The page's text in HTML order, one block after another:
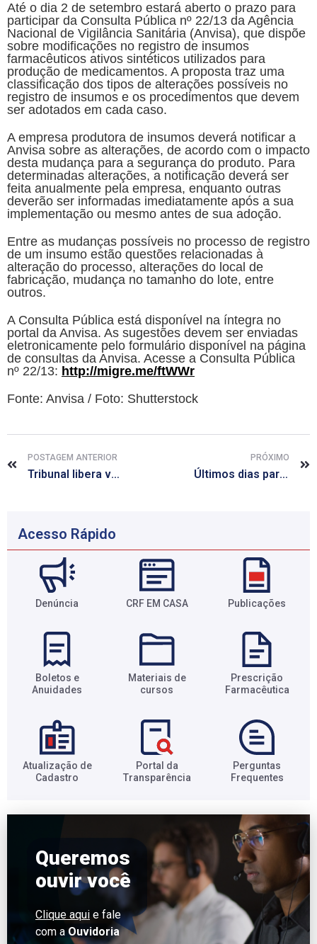
Até o dia 2 de setembro estará aberto o prazo para
participar da Consulta Pública nº 22/13 da Agência
Nacional de Vigilância Sanitária (Anvisa), que dispõe
sobre modificações no registro de insumos
farmacêuticos ativos sintéticos utilizados para
produção de medicamentos. A proposta traz uma
classificação dos tipos de alterações possíveis no
registro de insumos e os procedimentos que devem
ser adotados em cada caso.
A empresa produtora de insumos deverá notificar a
Anvisa sobre as alterações, de acordo com o impacto
desta mudança para a segurança do produto. Para
determinadas alterações, a notificação deverá ser
feita anualmente pela empresa, enquanto outras
deverão ser informadas imediatamente após a sua
implementação ou mesmo antes de sua adoção.
Entre as mudanças possíveis no processo de registro
de um insumo estão questões relacionadas à
alteração do processo, alterações do local de
fabricação, mudança no tamanho do lote, entre
outros.
A Consulta Pública está disponível na íntegra no
portal da Anvisa. As sugestões devem ser enviadas
eletronicamente pelo formulário disponível na página
de consultas da Anvisa. Acesse a Consulta Pública
nº 22/13: http://migre.me/ftWWr
Fonte: Anvisa / Foto: Shutterstock
POSTAGEM ANTERIOR
Tribunal libera venda de medicamento do grupo EMS
PRÓXIMO
Últimos dias para opinar sobre autorização de funcionamento
Acesso Rápido
Denúncia CRF EM CASA Publicações
Boletos e
Anuidades​
Materiais de
cursos​
Prescrição
Farmacêutica​
Atualização de
Cadastro​
Portal da
Transparência​
Perguntas
Frequentes​
Queremos
ouvir você
Clique aqui e fale
com a Ouvidoria